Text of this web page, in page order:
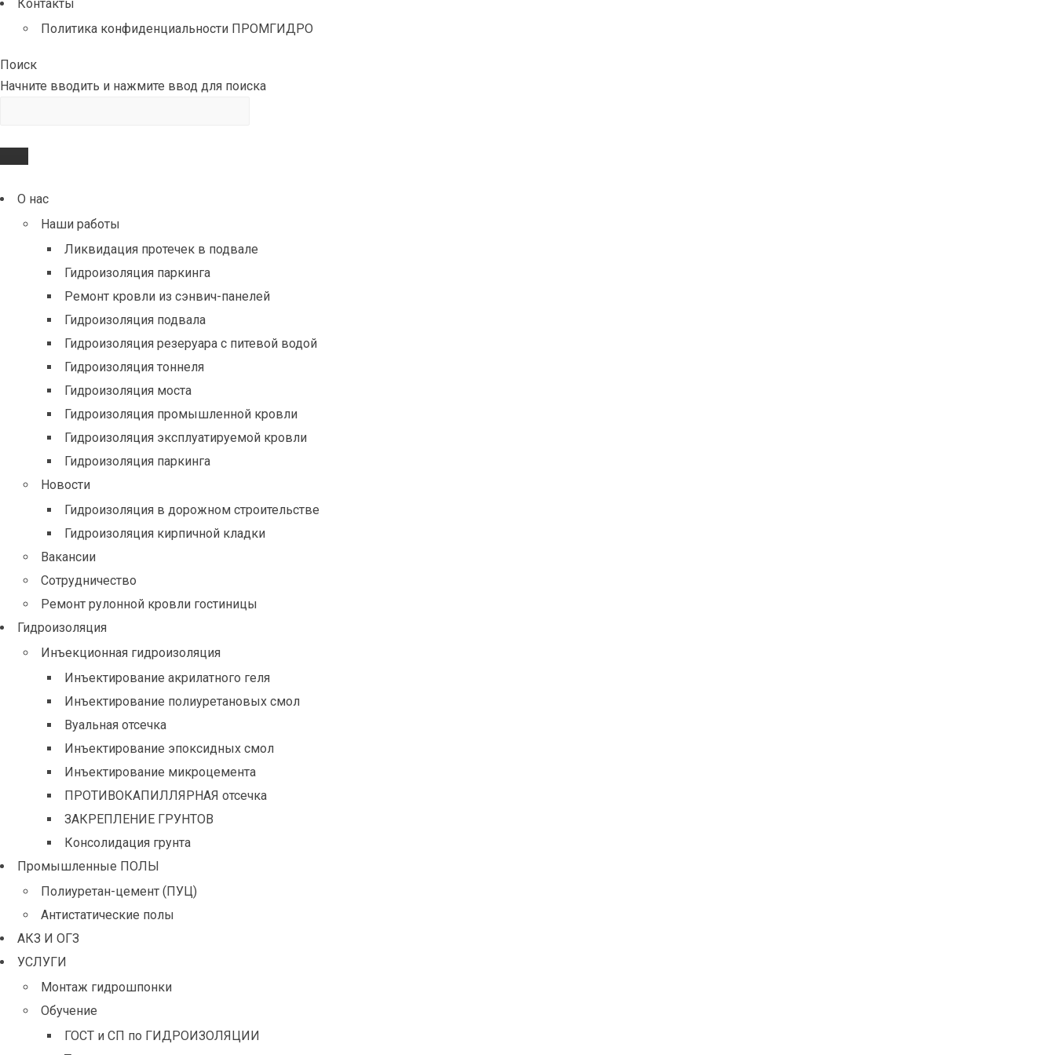
Контакты
Политика конфиденциальности ПРОМГИДРО
Поиск
Начните вводить и нажмите ввод для поиска
О нас
Наши работы
Ликвидация протечек в подвале
Гидроизоляция паркинга
Ремонт кровли из сэнвич-панелей
Гидроизоляция подвала
Гидроизоляция резеруара с питевой водой
Гидроизоляция тоннеля
Гидроизоляция моста
Гидроизоляция промышленной кровли
Гидроизоляция эксплуатируемой кровли
Гидроизоляция паркинга
Новости
Гидроизоляция в дорожном строительстве
Гидроизоляция кирпичной кладки
Вакансии
Сотрудничество
Ремонт рулонной кровли гостиницы
Гидроизоляция
Инъекционная гидроизоляция
Инъектирование акрилатного геля
Инъектирование полиуретановых смол
Вуальная отсечка
Инъектирование эпоксидных смол
Инъектирование микроцемента
ПРОТИВОКАПИЛЛЯРНАЯ отсечка
ЗАКРЕПЛЕНИЕ ГРУНТОВ
Консолидация грунта
Промышленные ПОЛЫ
Полиуретан-цемент (ПУЦ)
Антистатические полы
АКЗ И ОГЗ
УСЛУГИ
Монтаж гидрошпонки
Обучение
ГОСТ и СП по ГИДРОИЗОЛЯЦИИ